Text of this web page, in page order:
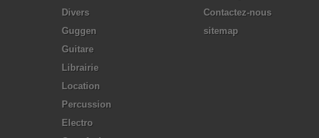
Divers
Guggen
Guitare
Librairie
Location
Percussion
Electro
Contactez-nous
sitemap